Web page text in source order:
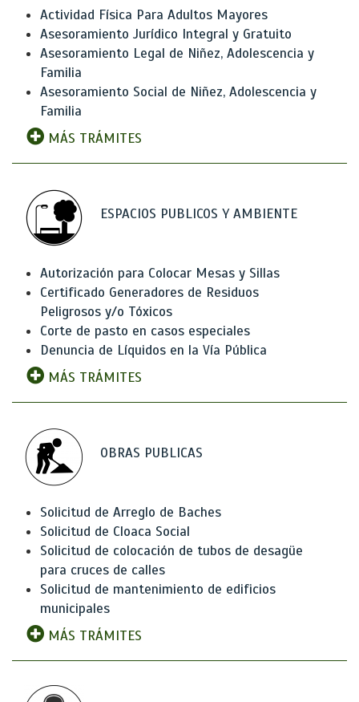
Actividad Física Para Adultos Mayores
Asesoramiento Jurídico Integral y Gratuito
Asesoramiento Legal de Niñez, Adolescencia y
Familia
Asesoramiento Social de Niñez, Adolescencia y
Familia
MÁS TRÁMITES
ESPACIOS PUBLICOS Y AMBIENTE
Autorización para Colocar Mesas y Sillas
Certificado Generadores de Residuos
Peligrosos y/o Tóxicos
Corte de pasto en casos especiales
Denuncia de Líquidos en la Vía Pública
MÁS TRÁMITES
OBRAS PUBLICAS
Solicitud de Arreglo de Baches
Solicitud de Cloaca Social
Solicitud de colocación de tubos de desagüe
para cruces de calles
Solicitud de mantenimiento de edificios
municipales
MÁS TRÁMITES